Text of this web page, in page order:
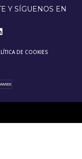
Y SÍGUENOS EN
DE COOKIES